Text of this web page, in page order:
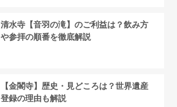
清水寺【音羽の滝】のご利益は？飲み方
や参拝の順番を徹底解説
【金閣寺】歴史・見どころは？世界遺産
登録の理由も解説